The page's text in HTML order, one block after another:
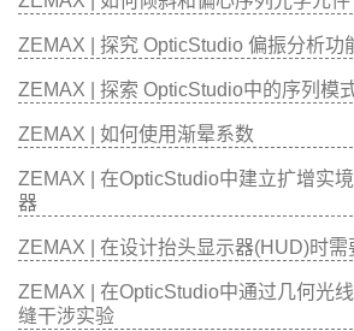
ZEMAX | 探究 OpticStudio 偏振分析功
ZEMAX | 探索 OpticStudio中的序列模
ZEMAX | 如何使用渐晕系数
ZEMAX | 在OpticStudio中建立扩增实
器
ZEMAX | 在设计抬头显示器(HUD)时需
ZEMAX | 在OpticStudio中通过几何光
缝干涉实验